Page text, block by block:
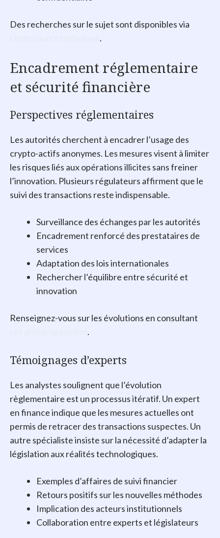
Des recherches sur le sujet sont disponibles via
.
Encadrement réglementaire
et sécurité financière
Perspectives réglementaires
Les autorités cherchent à encadrer l’usage des
crypto-actifs anonymes. Les mesures visent à limiter
les risques liés aux opérations illicites sans freiner
l’innovation. Plusieurs régulateurs affirment que le
suivi des transactions reste indispensable.
Surveillance des échanges par les autorités
Encadrement renforcé des prestataires de
services
Adaptation des lois internationales
Rechercher l’équilibre entre sécurité et
innovation
Renseignez-vous sur les évolutions en consultant
.
Témoignages d’experts
Les analystes soulignent que l’évolution
règlementaire est un processus itératif. Un expert
en finance indique que les mesures actuelles ont
permis de retracer des transactions suspectes. Un
autre spécialiste insiste sur la nécessité d’adapter la
législation aux réalités technologiques.
Exemples d’affaires de suivi financier
Retours positifs sur les nouvelles méthodes
Implication des acteurs institutionnels
Collaboration entre experts et législateurs